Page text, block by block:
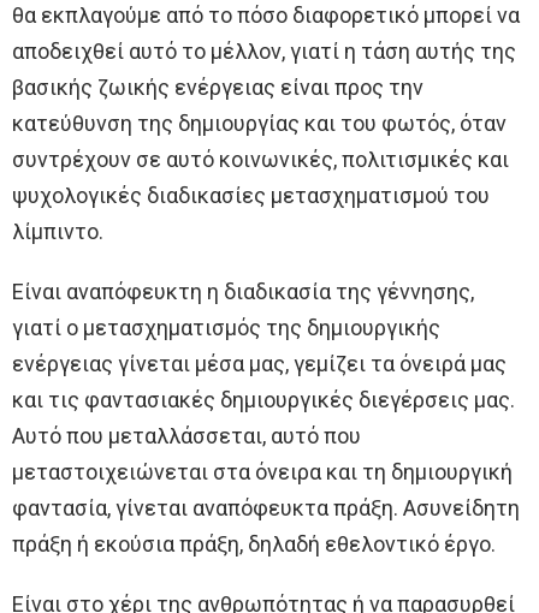
θα εκπλαγούμε από το πόσο διαφορετικό μπορεί να
αποδειχθεί αυτό το μέλλον, γιατί η τάση αυτής της
βασικής ζωικής ενέργειας είναι προς την
κατεύθυνση της δημιουργίας και του φωτός, όταν
συντρέχουν σε αυτό κοινωνικές, πολιτισμικές και
ψυχολογικές διαδικασίες μετασχηματισμού του
λίμπιντο.
Είναι αναπόφευκτη η διαδικασία της γέννησης,
γιατί ο μετασχηματισμός της δημιουργικής
ενέργειας γίνεται μέσα μας, γεμίζει τα όνειρά μας
και τις φαντασιακές δημιουργικές διεγέρσεις μας.
Αυτό που μεταλλάσσεται, αυτό που
μεταστοιχειώνεται στα όνειρα και τη δημιουργική
φαντασία, γίνεται αναπόφευκτα πράξη. Ασυνείδητη
πράξη ή εκούσια πράξη, δηλαδή εθελοντικό έργο.
Είναι στο χέρι της ανθρωπότητας ή να παρασυρθεί